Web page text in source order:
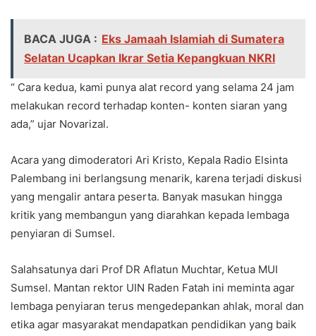
BACA JUGA : Eks Jamaah Islamiah di Sumatera
Selatan Ucapkan Ikrar Setia Kepangkuan NKRI
“ Cara kedua, kami punya alat record yang selama 24 jam
melakukan record terhadap konten- konten siaran yang
ada,” ujar Novarizal.
Acara yang dimoderatori Ari Kristo, Kepala Radio Elsinta
Palembang ini berlangsung menarik, karena terjadi diskusi
yang mengalir antara peserta. Banyak masukan hingga
kritik yang membangun yang diarahkan kepada lembaga
penyiaran di Sumsel.
Salahsatunya dari Prof DR Aflatun Muchtar, Ketua MUI
Sumsel. Mantan rektor UIN Raden Fatah ini meminta agar
lembaga penyiaran terus mengedepankan ahlak, moral dan
etika agar masyarakat mendapatkan pendidikan yang baik